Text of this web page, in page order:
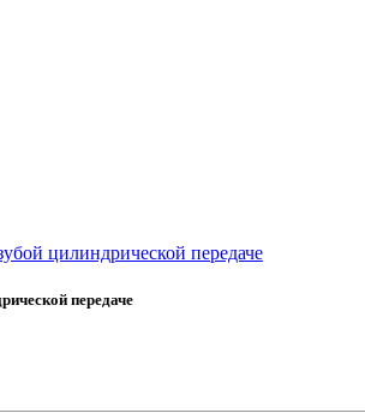
цилиндрической передаче
передаче